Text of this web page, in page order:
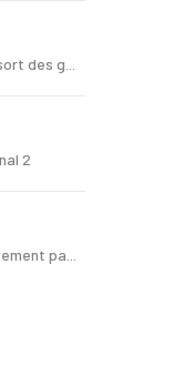
des g...
2
pa...